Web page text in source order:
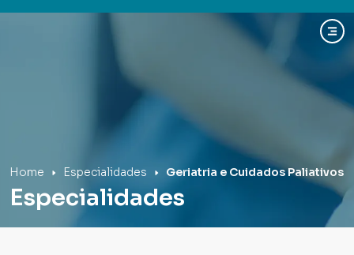
Home Especialidades Geriatria e Cuidados Paliativos
Especialidades